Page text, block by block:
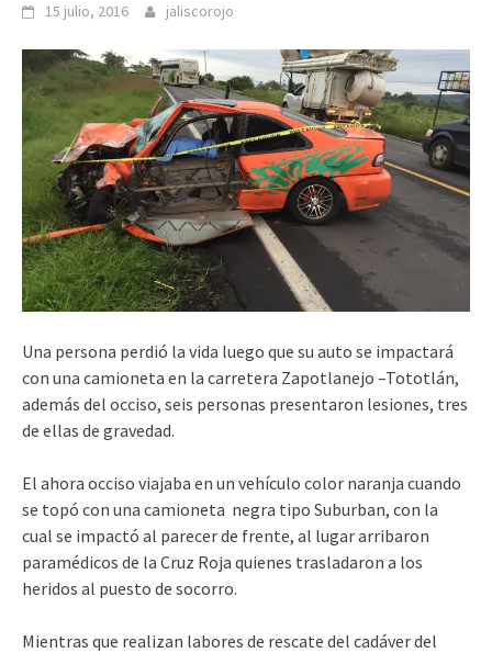
15 julio, 2016 jaliscorojo
Una persona perdió la vida luego que su auto se impactará
con una camioneta en la carretera Zapotlanejo –Tototlán,
además del occiso, seis personas presentaron lesiones, tres
de ellas de gravedad.
El ahora occiso viajaba en un vehículo color naranja cuando
se topó con una camioneta negra tipo Suburban, con la
cual se impactó al parecer de frente, al lugar arribaron
paramédicos de la Cruz Roja quienes trasladaron a los
heridos al puesto de socorro.
Mientras que realizan labores de rescate del cadáver del